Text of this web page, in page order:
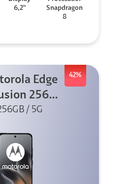
6,2"
Snapdragon
8
42%
Edge
256GB
Azul/ 5G